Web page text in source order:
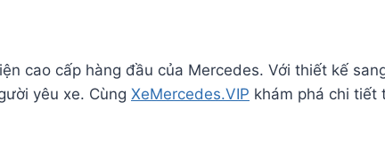
cao cấp hàng đầu của Mercedes. Với thiết kế
yêu xe. Cùng XeMercedes.VIP khám phá chi tiết